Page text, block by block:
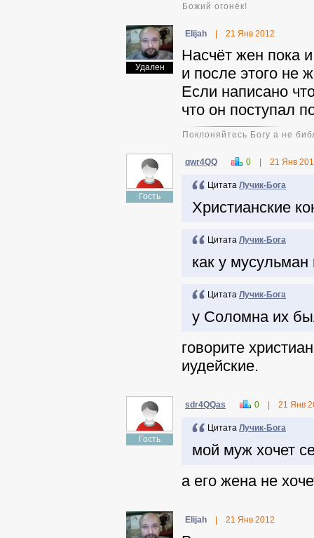
Божий огонёк!
Удален
Elijah 21 Янв 2012
Насчёт жен пока
и после этого не
Если написано
что он поступал
Поклоняйтесь Богу а не
Гость
qwr4QQ 0 21 Янв
Цитата Лучик-Бога
Христианские
Цитата Лучик-Бога
как у
Цитата Лучик-Бога
у Соломна их
говорите
иудейские.
Гость
sdr4QQas 0 21 Янв
Цитата Лучик-Бога
мой муж хочет
а его жена не
Elijah 21 Янв 2012